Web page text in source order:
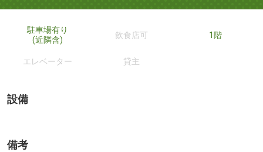
駐車場有り
(近隣含)
飲食店可 1階
エレベーター 貸主
設備
備考